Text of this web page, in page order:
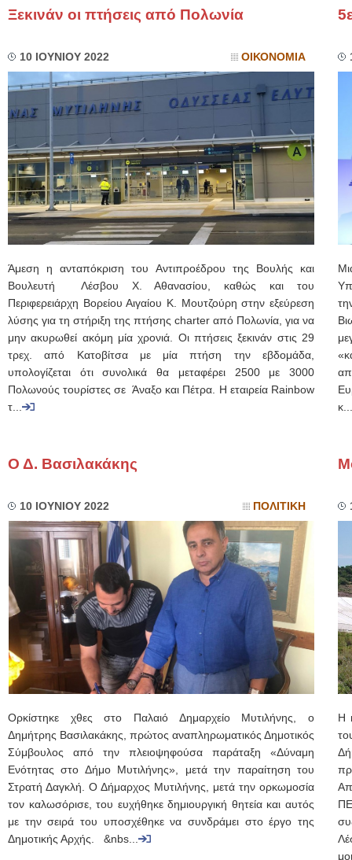
Ξεκινάν οι πτήσεις από Πολωνία
10 ΙΟΥΝΙΟΥ 2022 ΟΙΚΟΝΟΜΙΑ
Άμεση η ανταπόκριση του Αντιπροέδρου της Βουλής και
Βουλευτή Λέσβου Χ. Αθανασίου, καθώς και του
Περιφερειάρχη Βορείου Αιγαίου Κ. Μουτζούρη στην εξεύρεση
λύσης για τη στήριξη της πτήσης charter από Πολωνία, για να
μην ακυρωθεί ακόμη μία χρονιά. Οι πτήσεις ξεκινάν στις 29
τρεχ. από Κατοβίτσα με μία πτήση την εβδομάδα,
υπολογίζεται ότι συνολικά θα μεταφέρει 2500 με 3000
Πολωνούς τουρίστες σε Άναξο και Πέτρα. Η εταιρεία Rainbow
τ...
κ...
Ο Δ. Βασιλακάκης
10 ΙΟΥΝΙΟΥ 2022 ΠΟΛΙΤΙΚΗ
Ορκίστηκε χθες στο Παλαιό Δημαρχείο Μυτιλήνης, ο
Δημήτρης Βασιλακάκης, πρώτος αναπληρωματικός Δημοτικός
Σύμβουλος από την πλειοψηφούσα παράταξη «Δύναμη
Ενότητας στο Δήμο Μυτιλήνης», μετά την παραίτηση του
Στρατή Δαγκλή. Ο Δήμαρχος Μυτιλήνης, μετά την ορκωμοσία
τον καλωσόρισε, του ευχήθηκε δημιουργική θητεία και αυτός
με την σειρά του υποσχέθηκε να συνδράμει στο έργο της
Δημοτικής Αρχής. &nbs...
Η